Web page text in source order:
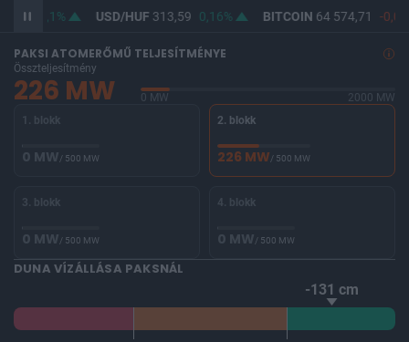
0,1% USD/HUF 313,59 0,16% BITCOIN 64 574,71 -
PAKSI ATOMERŐMŰ TELJESÍTMÉNYE
Összteljesítmény
226 MW 0 MW
2000 MW
1. blokk
0 MW/ 500 MW
2. blokk
226 MW/ 500 MW
3. blokk
0 MW/ 500 MW
4. blokk
0 MW/ 500 MW
DUNA VÍZÁLLÁSA PAKSNÁL
-131 cm